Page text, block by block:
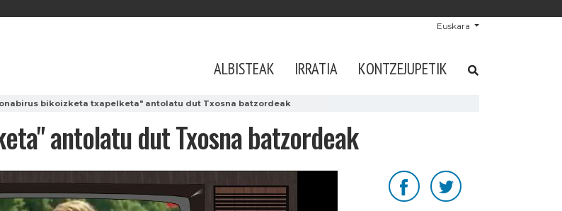
Euskara
ALBISTEAK IRRATIA KONTZEJUPETIK
bikoizketa txapelketa" antolatu dut Txosna batzordeak
antolatu dut Txosna batzordeak